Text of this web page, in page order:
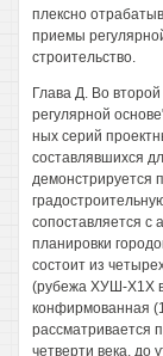
плексно
приемы
строительство.
Глава Д. Во
регулярной
ных серий
составлявшихся
демонстрируется
сопоставляется
планировки
состоит из
(рубежа ХУШ-Х1Х
конфирмованная
рассматривается
четверти века, до